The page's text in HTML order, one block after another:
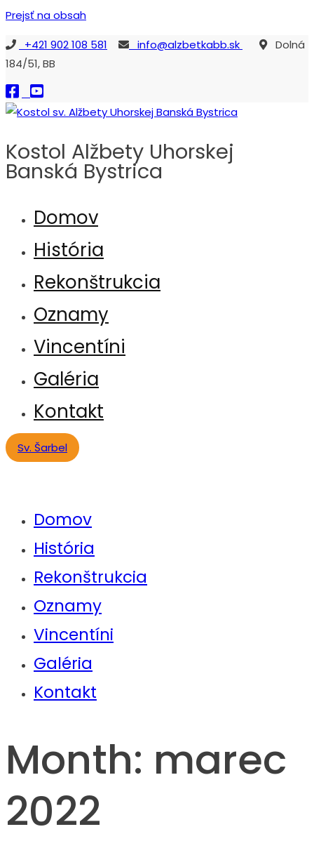
Prejsť na obsah
+421 902 108 581
info@alzbetkabb.sk
Dolná
184/51, BB
Kostol sv. Alžbety Uhorskej Banská Bystrica
Kostol Alžbety Uhorskej
Banská Bystrica
Domov
História
Rekonštrukcia
Oznamy
Vincentíni
Galéria
Kontakt
Sv. Šarbel
Domov
História
Rekonštrukcia
Oznamy
Vincentíni
Galéria
Kontakt
Month: marec
2022